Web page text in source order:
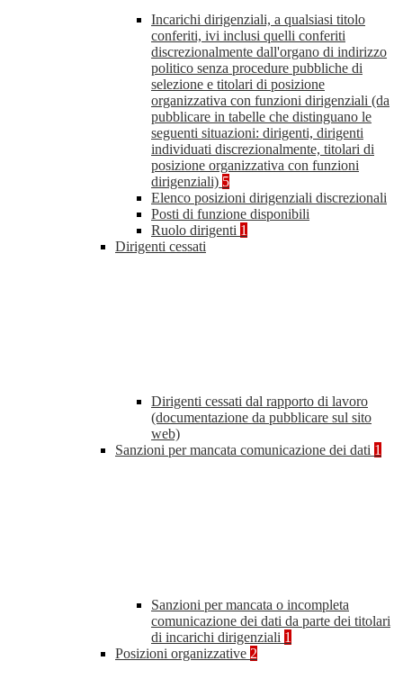
Incarichi dirigenziali, a qualsiasi titolo
conferiti, ivi inclusi quelli conferiti
discrezionalmente dall'organo di indirizzo
politico senza procedure pubbliche di
selezione e titolari di posizione
organizzativa con funzioni dirigenziali (da
pubblicare in tabelle che distinguano le
seguenti situazioni: dirigenti, dirigenti
individuati discrezionalmente, titolari di
posizione organizzativa con funzioni
dirigenziali) 5
Elenco posizioni dirigenziali discrezionali
Posti di funzione disponibili
Ruolo dirigenti 1
Dirigenti cessati
Dirigenti cessati dal rapporto di lavoro
(documentazione da pubblicare sul sito
web)
Sanzioni per mancata comunicazione dei dati 1
Sanzioni per mancata o incompleta
comunicazione dei dati da parte dei titolari
di incarichi dirigenziali 1
Posizioni organizzative 2